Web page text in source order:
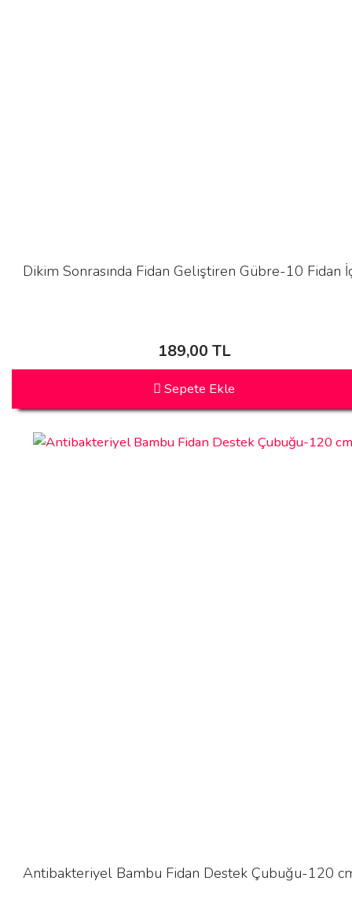
Dikim Sonrasında Fidan Geliştiren Gübre-10 Fidan
189,00 TL
Sepete Ekle
Antibakteriyel Bambu Fidan Destek Çubuğu-120